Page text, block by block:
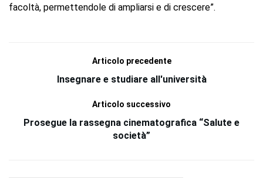
facoltà, permettendole di ampliarsi e di crescere”.
Articolo precedente
Insegnare e studiare all'università
Articolo successivo
Prosegue la rassegna cinematografica “Salute e
società”